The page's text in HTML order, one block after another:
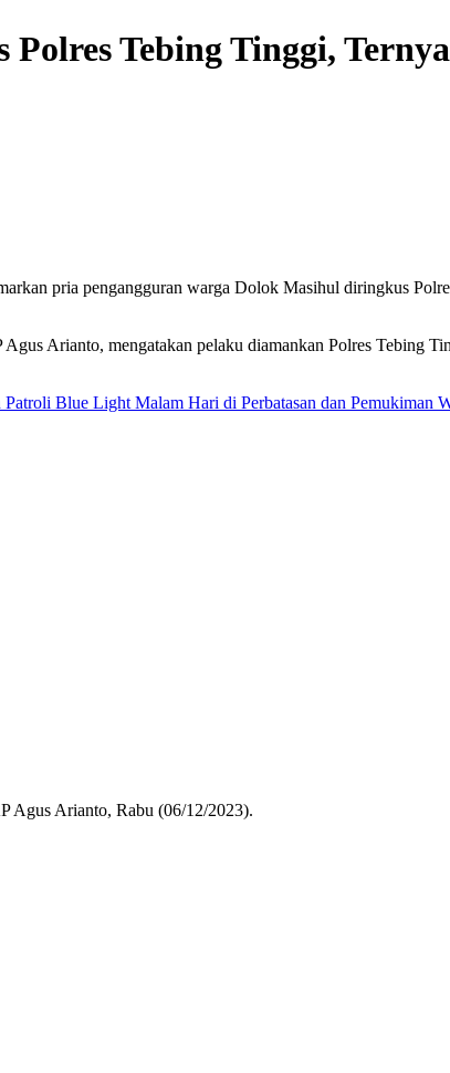
Tebing Tinggi,
pria pengangguran warga Dolok Masihul diringkus
Arianto, mengatakan pelaku diamankan Polres Tebing
Blue Light Malam Hari di Perbatasan dan Pemukiman
Agus Arianto, Rabu (06/12/2023).